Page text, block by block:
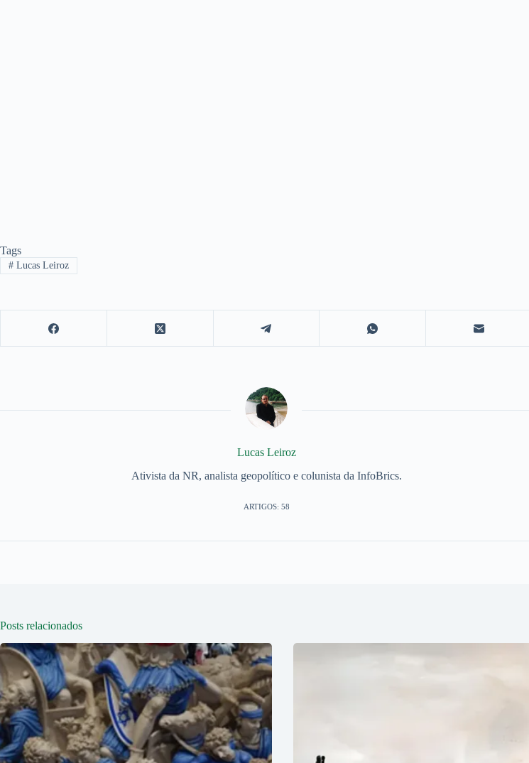
Tags
#Lucas Leiroz
Lucas Leiroz
Ativista da NR, analista geopolítico e colunista da InfoBrics.
ARTIGOS: 58
Posts relacionados